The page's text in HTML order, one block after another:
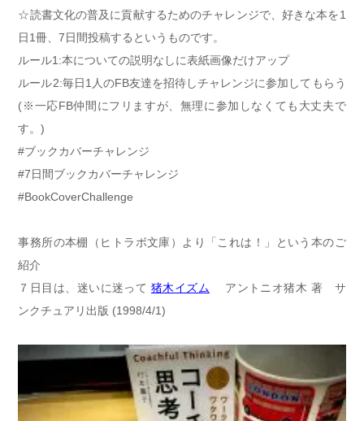
☆読書文化の普及に貢献するためのチャレンジで、好きな本を1
日1冊、7日間投稿するというものです。
ルール1:本についての説明なしに表紙画像だけアップ
ルール2:毎日1人のFB友達を招待しチャレンジに参加してもらう
(※一応FB仲間にフリますが、無理に参加しなくても大丈夫で
す。)
#ブックカバーチャレンジ
#7日間ブックカバーチャレンジ
#BookCoverChallenge
事務所の本棚（ヒトラボ文庫）より「これは！」という本のご
紹介
７日目は、迷いに迷って 猪木イズム アントニオ猪木 著 サ
ンクチュアリ出版 (1998/4/1)